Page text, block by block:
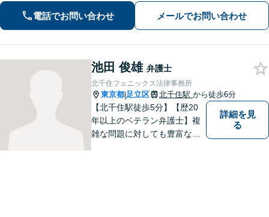
にしておりますので、ささいなお悩み
でも遠慮なくお聞かせください。【電
話・WEB面談可】
電話でお問い合わせ メールでお問い合わせ
池田 俊雄 弁護士
北千住フェニックス法律事務所
東京都|足立区 北千住駅 から徒歩6分
【北千住駅徒歩5分】【歴20
年以上のベテラン弁護士】複
雑な問題に対しても豊富な経
詳細を見
る